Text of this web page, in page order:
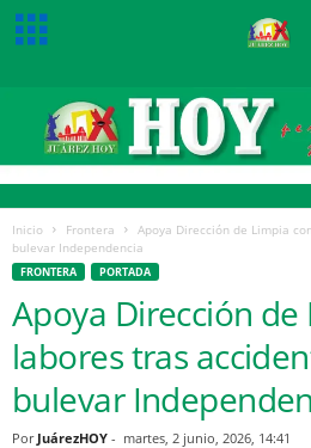
Inicio Frontera
Apoya Dirección de Limpia
bulevar Independencia
FRONTERA PORTADA
Apoya Dirección de
labores tras
bulevar
Por JuárezHOY - martes, 2 junio, 2026, 14:41